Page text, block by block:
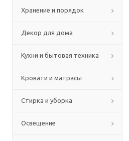
Хранение и порядок
Декор для дома
Кухни и бытовая техника
Кровати и матрасы
Стирка и уборка
Освещение